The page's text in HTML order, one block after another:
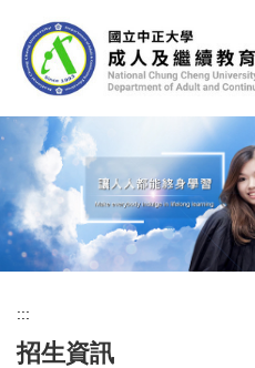
到
主
區
:::
招生資訊